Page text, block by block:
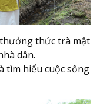
thức trà mật
dân.
tìm hiểu cuộc sống